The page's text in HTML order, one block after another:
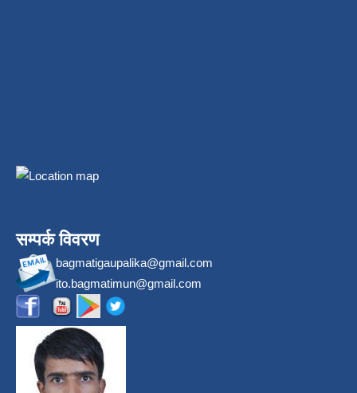
सम्पर्क विवरण
bagmatigaupalika@gmail.com
ito.bagmatimun@gmail.com